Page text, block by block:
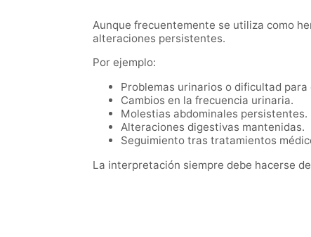
Aunque frecuentemente se utiliza como
alteraciones persistentes.
Por ejemplo:
Problemas urinarios o dificultad para
Cambios en la frecuencia urinaria.
Molestias abdominales persistentes.
Alteraciones digestivas mantenidas.
Seguimiento tras tratamientos
La interpretación siempre debe hacerse